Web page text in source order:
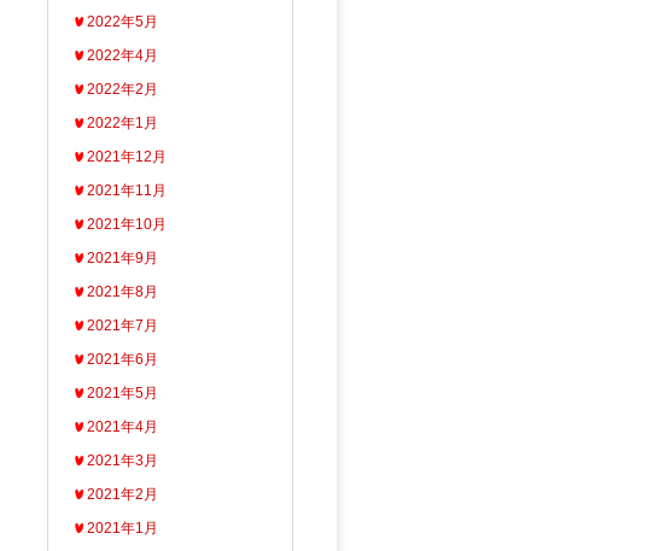
2022年5月
2022年4月
2022年2月
2022年1月
2021年12月
2021年11月
2021年10月
2021年9月
2021年8月
2021年7月
2021年6月
2021年5月
2021年4月
2021年3月
2021年2月
2021年1月